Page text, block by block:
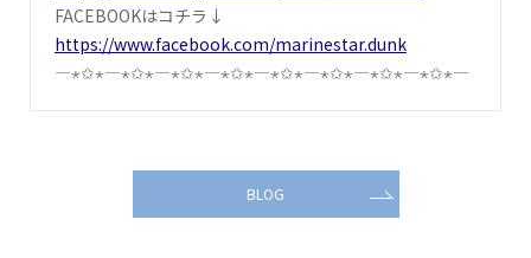
FACEBOOKはコチラ↓
https://www.facebook.com/marinestar.dunk
―⋆✩⋆―⋆✩⋆―⋆✩⋆―⋆✩⋆―⋆✩⋆―⋆✩⋆―⋆✩⋆―⋆✩⋆―
BLOG